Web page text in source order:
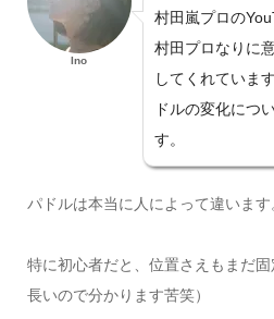
Ino
村田嵐プロの
村田プロなりに
してくれていま
ドルの変化につ
す。
パドルは本当に人によって違います
特に初心者だと、位置さえもまだ
長いので分かります苦笑）